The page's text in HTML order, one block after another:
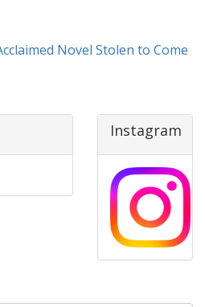
Novel Stolen to Come
Instagram